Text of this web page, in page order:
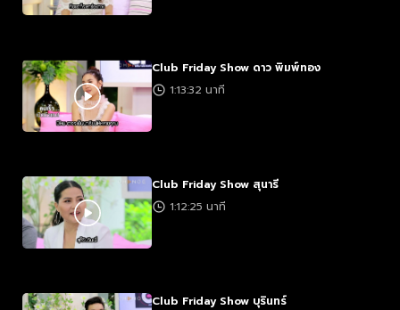
Club Friday Show ดาว พิมพ์ทอง
1:13:32 นาที
Club Friday Show สุนารี
1:12:25 นาที
Club Friday Show บุรินทร์